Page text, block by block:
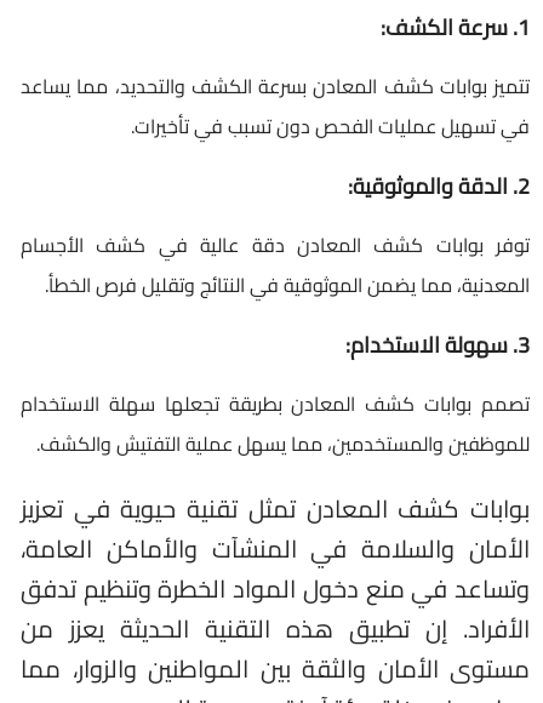
1. سرعة الكشف:
تتميز بوابات كشف المعادن بسرعة الكشف والتحديد، مما يساعد
في تسهيل عمليات الفحص دون تسبب في تأخيرات.
2. الدقة والموثوقية:
توفر بوابات كشف المعادن دقة عالية في كشف الأجسام
المعدنية، مما يضمن الموثوقية في النتائج وتقليل فرص الخطأ.
3. سهولة الاستخدام:
تصمم بوابات كشف المعادن بطريقة تجعلها سهلة الاستخدام
للموظفين والمستخدمين، مما يسهل عملية التفتيش والكشف.
بوابات كشف المعادن تمثل تقنية حيوية في تعزيز
الأمان والسلامة في المنشآت والأماكن العامة،
وتساعد في منع دخول المواد الخطرة وتنظيم تدفق
الأفراد. إن تطبيق هذه التقنية الحديثة يعزز من
مستوى الأمان والثقة بين المواطنين والزوار، مما